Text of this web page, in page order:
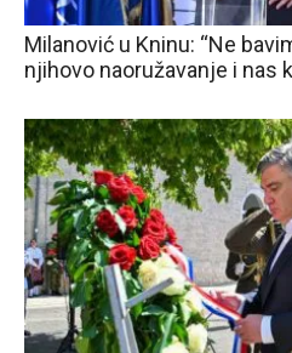
Milanović u Kninu: “Ne
njihovo naoružavanje i nas